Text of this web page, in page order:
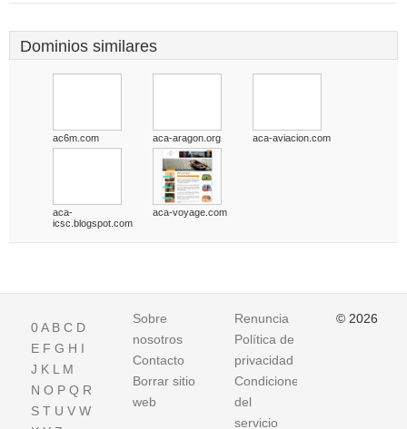
Dominios similares
ac6m.com aca-aragon.org aca-aviacion.com
aca-
icsc.blogspot.com
aca-voyage.com
0A B C D
E F G H I
J K L M
N O P Q R
S T U V W
Sobre
nosotros
Contacto
Borrar sitio
web
Renuncia
Política de
privacidad
Condiciones
del
servicio
© 2026